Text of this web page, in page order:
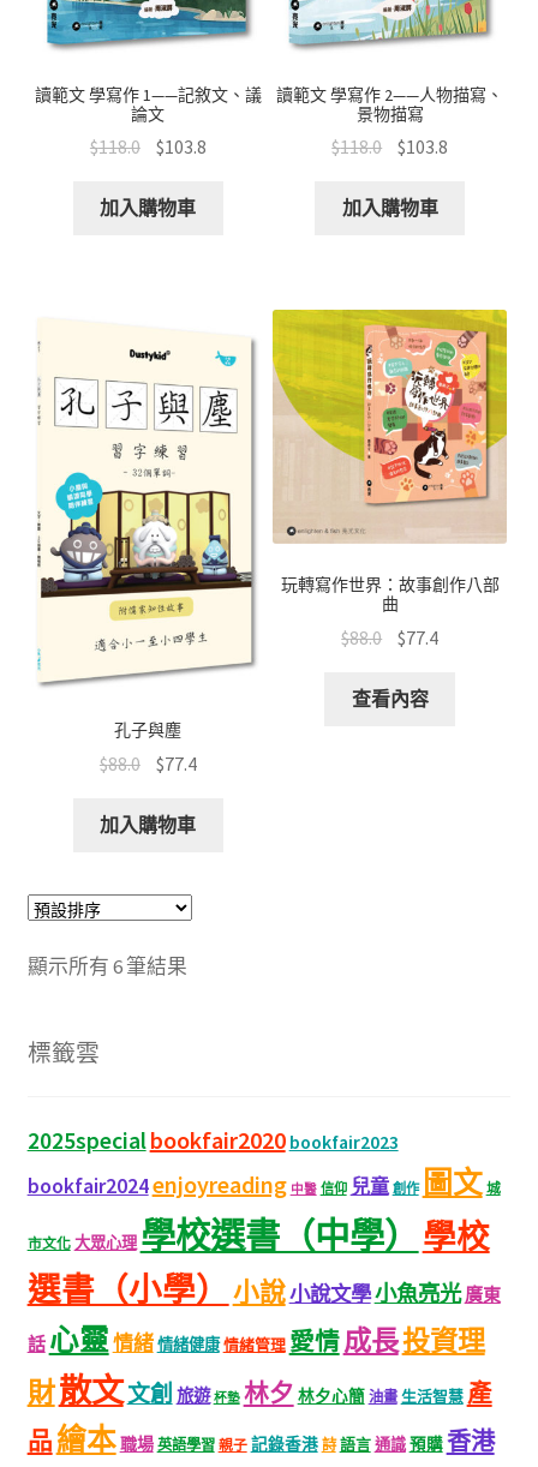
讀範文 學寫作 1——記敘文、議
論文
$118.0 $103.8
加入購物車
讀範文 學寫作 2——人物描寫、
景物描寫
$118.0 $103.8
加入購物車
孔子與塵
$88.0 $77.4
加入購物車
玩轉寫作世界：故事創作八部
曲
$88.0 $77.4
查看內容
顯示所有 6 筆結果
標籤雲
2025specialbookfair2020 bookfair2023
bookfair2024enjoyreading 中醫 信仰 兒童 創作 圖文 城
市文化 大眾心理 學校選書（中學）
學校
選書（小學）
小說小說文學小魚亮光 廣東
話 心靈情緒情緒健康情緒管理 愛情成長投資理
財散文文創 旅遊 杯墊 林夕 林夕心簡 油畫 生活智慧 產
品繪本職場 英語學習 親子 記錄香港 詩 語言通識預購香港